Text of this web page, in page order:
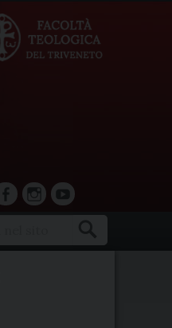
facebookInstagram
YouTube